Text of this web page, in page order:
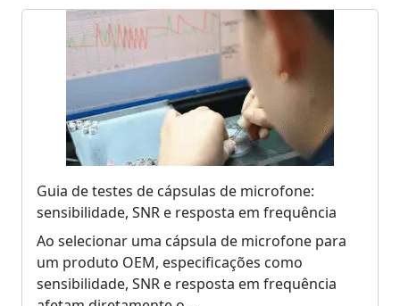
Guia de testes de cápsulas de microfone:
sensibilidade, SNR e resposta em frequência
Ao selecionar uma cápsula de microfone para
um produto OEM, especificações como
sensibilidade, SNR e resposta em frequência